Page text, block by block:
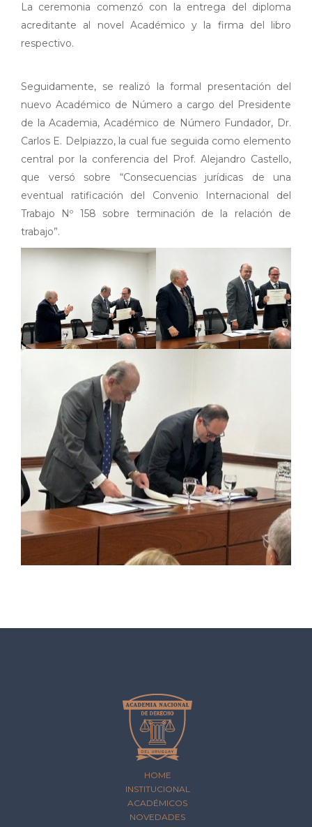
La ceremonia comenzó con la entrega del diploma
acreditante al novel Académico y la firma del libro
respectivo.
Seguidamente, se realizó la formal presentación del
nuevo Académico de Número a cargo del Presidente
de la Academia, Académico de Número Fundador, Dr.
Carlos E. Delpiazzo, la cual fue seguida como elemento
central por la conferencia del Prof. Alejandro Castello,
que versó sobre “Consecuencias jurídicas de una
eventual ratificación del Convenio Internacional del
Trabajo Nº 158 sobre terminación de la relación de
trabajo”.
HOME
INSTITUCIONAL
ACADÉMICOS
NOVEDADES